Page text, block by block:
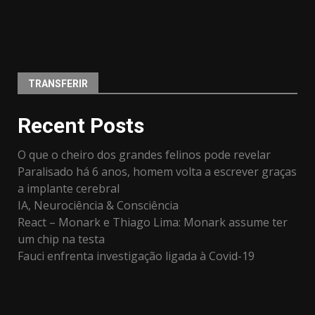
TRANSFERIR
Recent Posts
O que o cheiro dos grandes felinos pode revelar
Paralisado há 6 anos, homem volta a escrever graças
a implante cerebral
IA, Neurociência & Consciência
React – Monark e Thiago Lima: Monark assume ter
um chip na testa
Fauci enfrenta investigação ligada à Covid-19